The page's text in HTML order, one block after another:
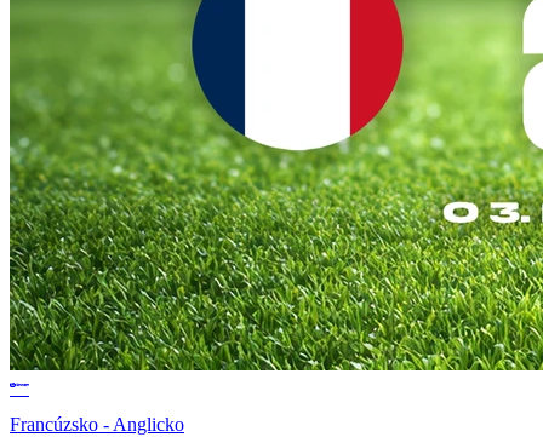
Francúzsko - Anglicko